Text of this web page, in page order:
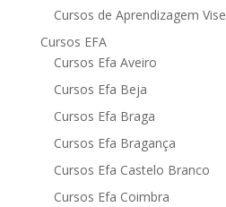
Cursos de Aprendizagem
Cursos EFA
Cursos Efa Aveiro
Cursos Efa Beja
Cursos Efa Braga
Cursos Efa Bragança
Cursos Efa Castelo Branco
Cursos Efa Coimbra